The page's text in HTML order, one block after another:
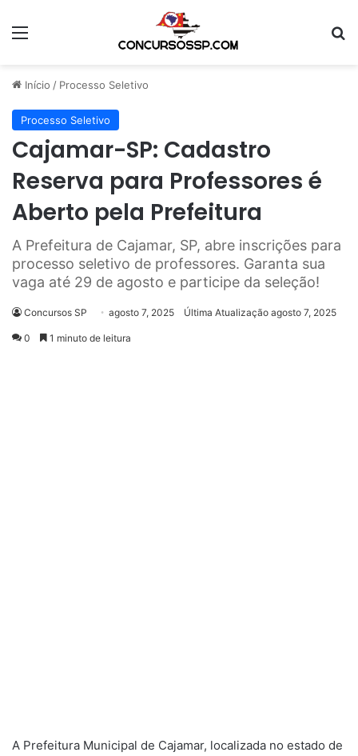
Menu
Início / Processo Seletivo
Processo Seletivo
Cajamar-SP: Cadastro
Reserva para Professores é
Aberto pela Prefeitura
A Prefeitura de Cajamar, SP, abre inscrições para
processo seletivo de professores. Garanta sua
vaga até 29 de agosto e participe da seleção!
Concursos SP agosto 7, 2025 Última Atualização agosto 7, 2025
0 1 minuto de leitura
A Prefeitura Municipal de Cajamar, localizada no estado de